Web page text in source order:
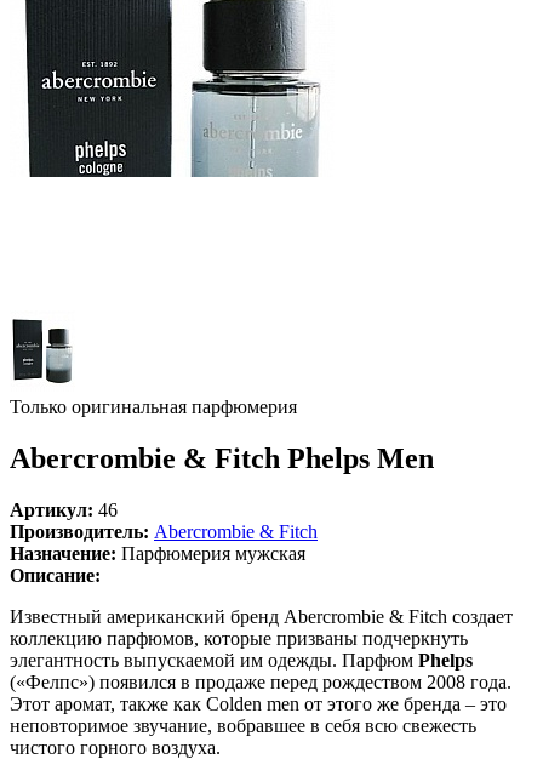
Только оригинальная парфюмерия
Abercrombie & Fitch Phelps Men
Артикул: 46
Производитель: Abercrombie & Fitch
Назначение: Парфюмерия мужская
Описание:
Известный американский бренд Abercrombie & Fitch создает
коллекцию парфюмов, которые призваны подчеркнуть
элегантность выпускаемой им одежды. Парфюм Phelps
(«Фелпс») появился в продаже перед рождеством 2008 года.
Этот аромат, также как Colden men от этого же бренда – это
неповторимое звучание, вобравшее в себя всю свежесть
чистого горного воздуха.